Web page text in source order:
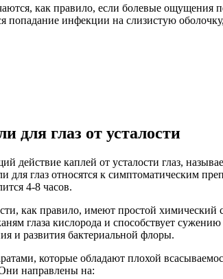
как правило, если болевые
попадание инфекции на слизистую
для глаз от усталости
действие каплей от усталости глаз,
для глаз относятся к симптоматическим
4-8 часов.
как правило, имеют простой химический
глаза кислорода и способствует
и развития бактериальной флоры.
которые обладают плохой
направлены на: